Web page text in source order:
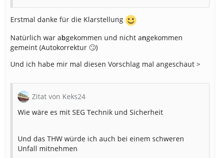
Einsatzdauer 12-26 min.
POI
Start-/
Voraussetzung an Polizeiwachen
Benötigte Fahrzeuge und Personal
Erstmal danke für die Klarstellung
Natürlich war abgekommen und nicht angekommen
gemeint (Autokorrektur 🙄)
Und ich habe mir mal diesen Vorschlag mal angeschaut >
Zitat von Keks24
Wie wäre es mit SEG Technik und Sicherheit
Und das THW würde ich auch bei einem schweren
Unfall mitnehmen